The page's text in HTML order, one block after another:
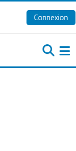
Connexion